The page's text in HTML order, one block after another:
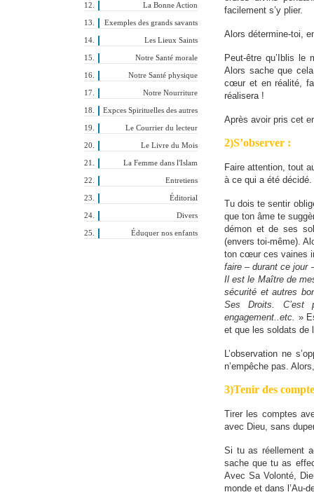
La Bonne Action
Exemples des grands savants
Les Lieux Saints
Notre Santé morale
Notre Santé physique
Notre Nourriture
Expces Spirituelles des autres
Le Courrier du lecteur
Le Livre du Mois
La Femme dans l'Islam
Entretiens
Éditorial
Divers
Éduquer nos enfants
facilement s’y plier.
Alors détermine-toi,
Peut-être qu’Iblis
Alors sache que
cœur et en réalité,
réalisera !
Après avoir pris cet
2)S’observer :
Faire attention, tout
à ce qui a été décidé.
Tu dois te sentir
que ton âme te
démon et de ses
(envers toi-même).
ton cœur ces vaines
faire – durant ce jour
Il est le Maître de
sécurité et autres
Ses Droits.
engagement..etc. »
et que les soldats de
L’observation ne
n’empêche pas.
3)Tenir des
Tirer les comptes
avec Dieu, sans
Si tu as réellement
sache que tu as
Avec Sa Volonté,
monde et dans l’Au-